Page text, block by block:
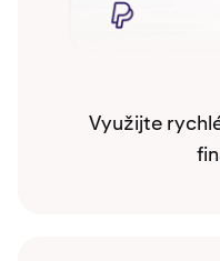
Využijte